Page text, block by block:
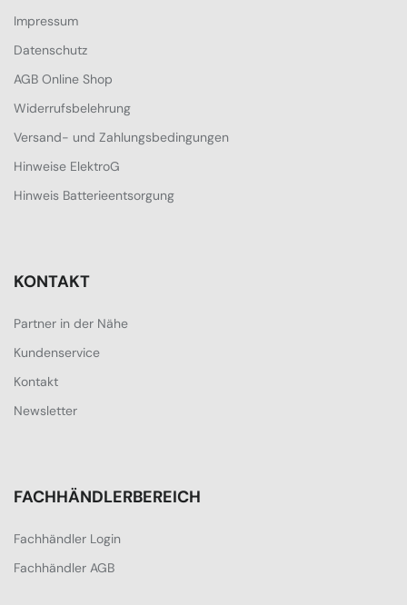
Impressum
Datenschutz
AGB Online Shop
Widerrufsbelehrung
Versand- und Zahlungsbedingungen
Hinweise ElektroG
Hinweis Batterieentsorgung
KONTAKT
Partner in der Nähe
Kundenservice
Kontakt
Newsletter
FACHHÄNDLERBEREICH
Fachhändler Login
Fachhändler AGB